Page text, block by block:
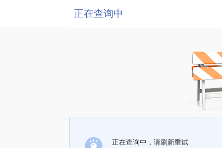
正在查询中
正在查询中，请刷新重试